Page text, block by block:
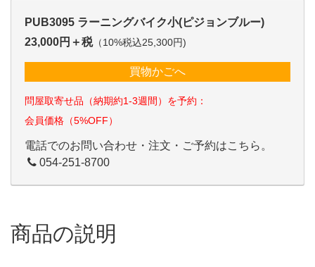
PUB3095 ラーニングバイク小(ピジョンブルー)
23,000円＋税（10%税込25,300円)
買物かごへ
問屋取寄せ品（納期約1-3週間）を予約：
会員価格（5%OFF）
電話でのお問い合わせ・注文・ご予約はこちら。
054-251-8700
商品の説明